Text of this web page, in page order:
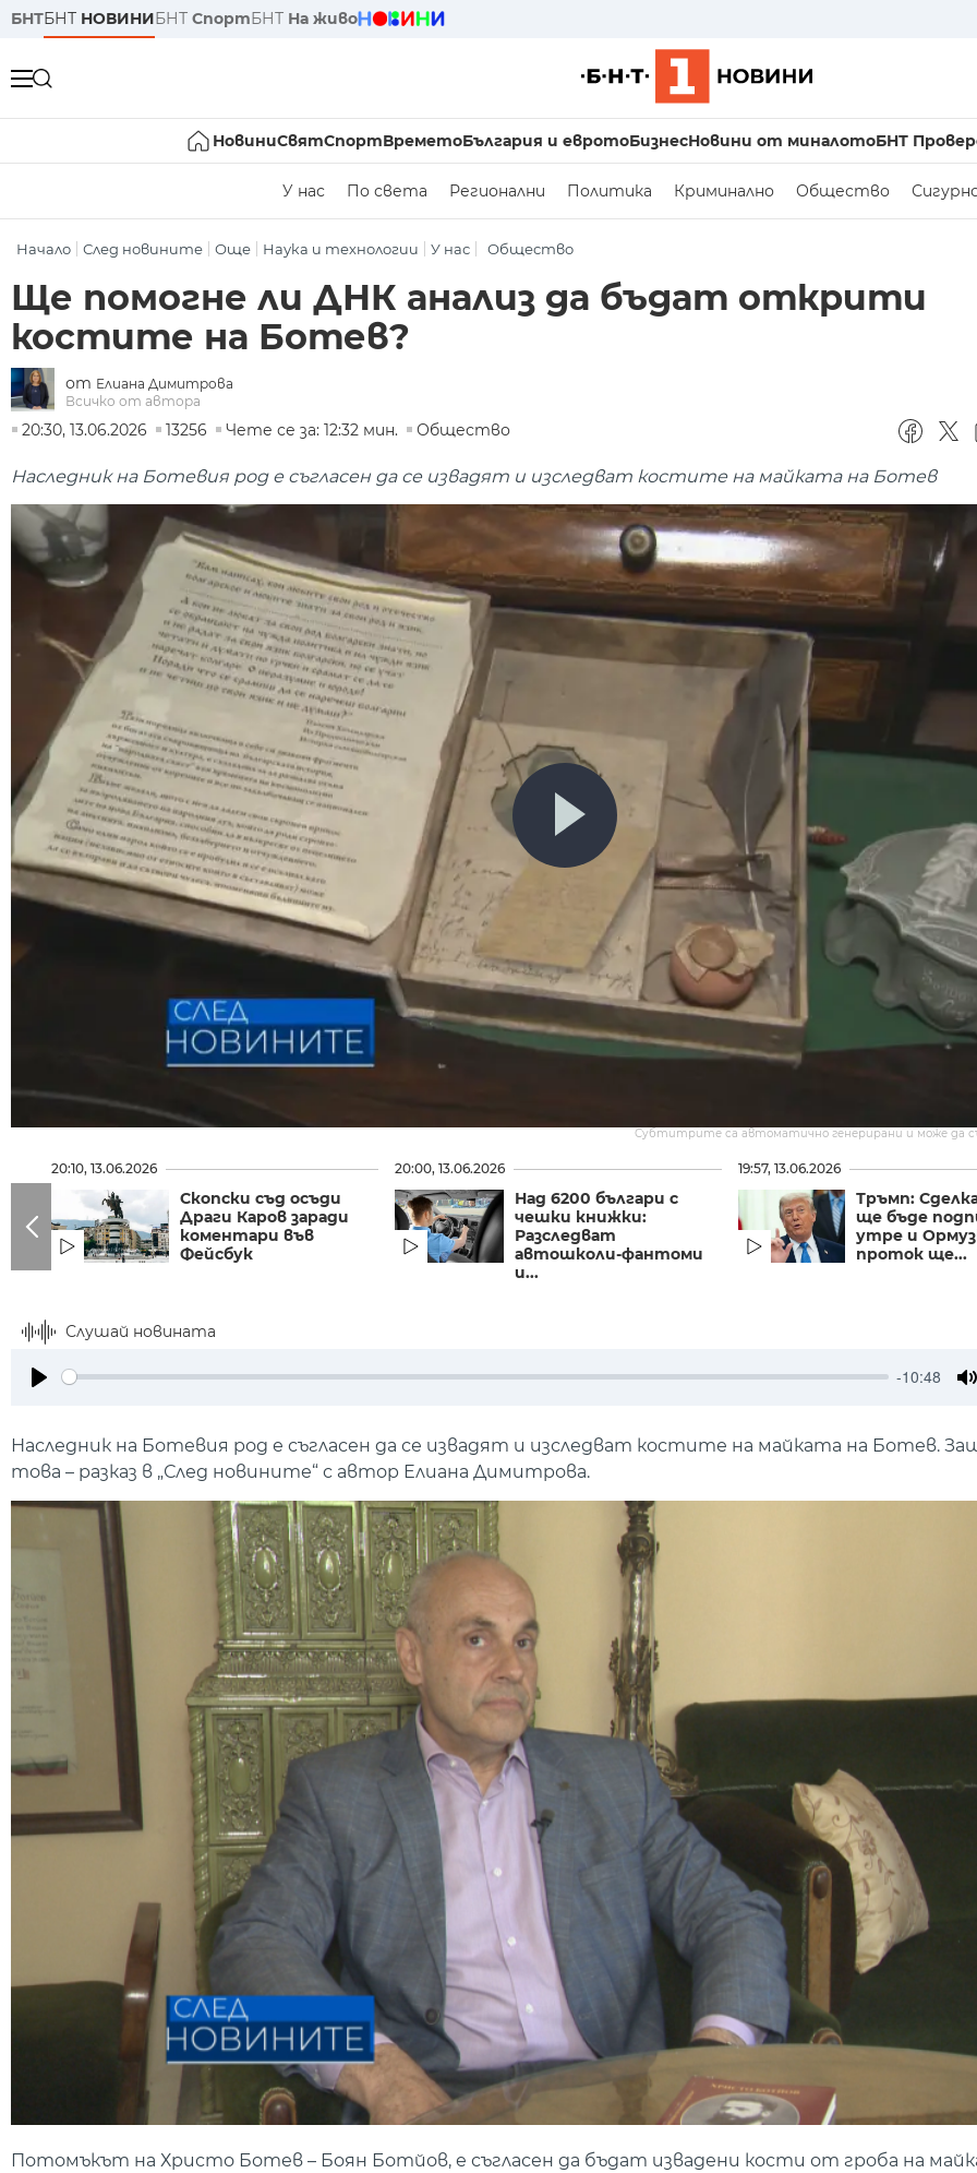
БНТБНТ НОВИНИБНТ СпортБНТ На живо
НовиниСвятСпортВреметоБългария и евротоБизнесНовини от миналотоБНТ
У нас По света Регионални Политика Криминално Общество
Начало След новините Още Наука и технологии У нас Общество
Ще помогне ли ДНК анализ да бъдат открити
костите на Ботев?
от Елиана Димитрова
Всичко от автора
20:30, 13.06.2026
13256 Чете се за: 12:32 мин. Общество
Наследник на Ботевия род е съгласен да се извадят и изследват костите на майката на Ботев
Субтитрите са автоматично генерирани и може да
20:10, 13.06.2026
Скопски съд осъди
Драги Каров заради
коментари във
Фейсбук
20:00, 13.06.2026
Над 6200 българи с
чешки книжки:
Разследват
автошколи-фантоми
и...
19:57, 13.06.2026
Тръмп:
ще бъде
утре и
проток ще...
Слушай новината
-10:48
Наследник на Ботевия род е съгласен да се извадят и изследват костите на майката на Ботев.
това – разказ в „След новините“ с автор Елиана Димитрова.
Потомъкът на Христо Ботев – Боян Ботйов, е съгласен да бъдат извадени кости от гроба на